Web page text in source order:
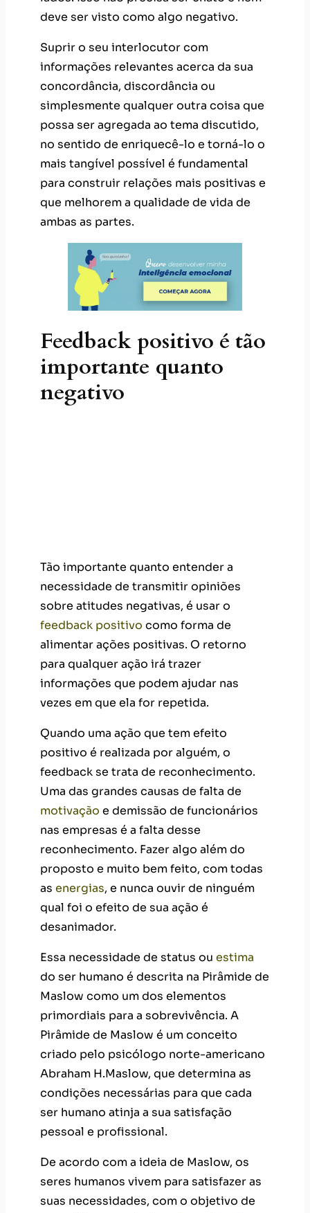
deve ser visto como algo negativo.
Suprir o seu interlocutor com
informações relevantes acerca da sua
concordância, discordância ou
simplesmente qualquer outra coisa que
possa ser agregada ao tema discutido,
no sentido de enriquecê-lo e torná-lo o
mais tangível possível é fundamental
para construir relações mais positivas e
que melhorem a qualidade de vida de
ambas as partes.
Feedback positivo é tão
importante quanto
negativo
Tão importante quanto entender a
necessidade de transmitir opiniões
sobre atitudes negativas, é usar o
feedback positivo como forma de
alimentar ações positivas. O retorno
para qualquer ação irá trazer
informações que podem ajudar nas
vezes em que ela for repetida.
Quando uma ação que tem efeito
positivo é realizada por alguém, o
feedback se trata de reconhecimento.
Uma das grandes causas de falta de
motivação e demissão de funcionários
nas empresas é a falta desse
reconhecimento. Fazer algo além do
proposto e muito bem feito, com todas
as energias, e nunca ouvir de ninguém
qual foi o efeito de sua ação é
desanimador.
Essa necessidade de status ou estima
do ser humano é descrita na Pirâmide de
Maslow como um dos elementos
primordiais para a sobrevivência. A
Pirâmide de Maslow é um conceito
criado pelo psicólogo norte-americano
Abraham H.Maslow, que determina as
condições necessárias para que cada
ser humano atinja a sua satisfação
pessoal e profissional.
De acordo com a ideia de Maslow, os
seres humanos vivem para satisfazer as
suas necessidades, com o objetivo de